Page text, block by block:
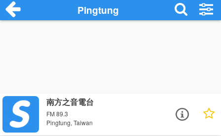
Pingtung
南方之音電台
FM 89.3
Pingtung, Taiwan